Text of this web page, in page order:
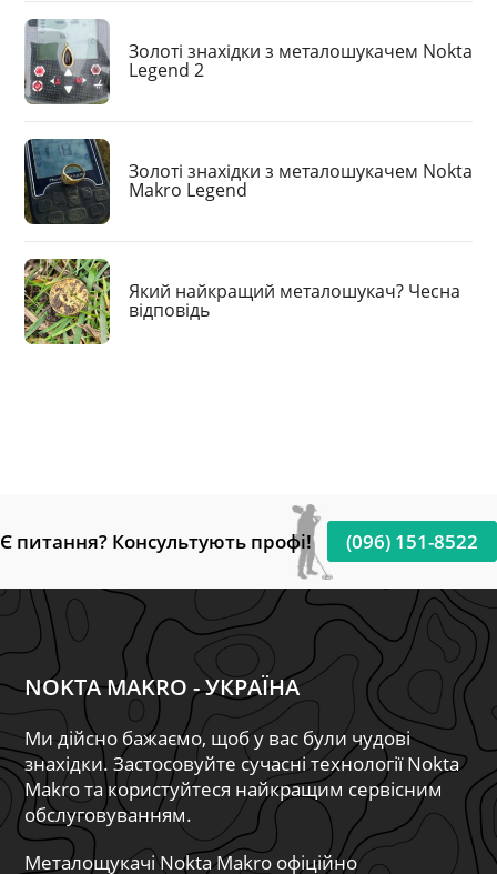
Золоті знахідки з металошукачем Nokta
Legend 2
Золоті знахідки з металошукачем Nokta
Makro Legend
Який найкращий металошукач? Чесна
відповідь
Є питання? Консультують профі! (096) 151-8522
NOKTA MAKRO - УКРАЇНА
Ми дійсно бажаємо, щоб у вас були чудові
знахідки. Застосовуйте сучасні технології Nokta
Makro та користуйтеся найкращим сервісним
обслуговуванням.
Металощукачі Nokta Makro офіційно